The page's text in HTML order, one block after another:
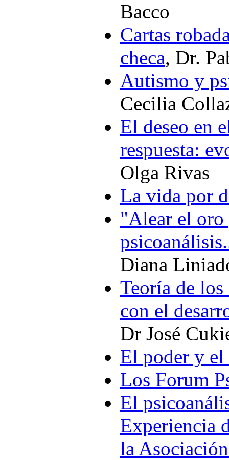
Bacco
Cartas
checa, Dr.
Autismo y
Cecilia
El deseo en
respuesta:
Olga Rivas
La vida por
"Alear el oro
Diana
Teoría de
con el
Dr José
El poder y el
Los Forum
El
Experiencia
la